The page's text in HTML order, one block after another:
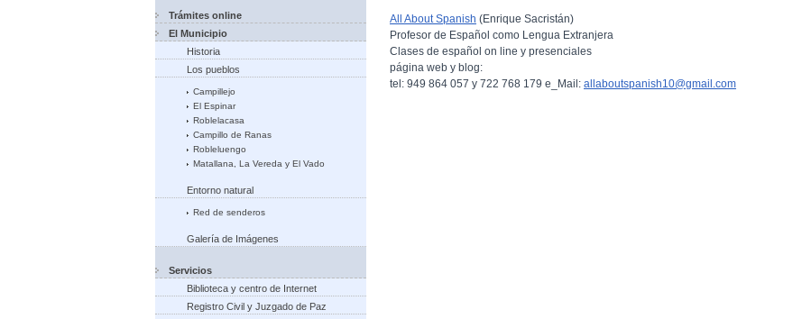
Trámites online
El Municipio
Historia
Los pueblos
Campillejo
El Espinar
Roblelacasa
Campillo de Ranas
Robleluengo
Matallana, La Vereda y El Vado
Entorno natural
Red de senderos
Galería de Imágenes
Servicios
Biblioteca y centro de Internet
Registro Civil y Juzgado de Paz
All About Spanish (Enrique Sacristán)
Profesor de Español como Lengua Extranjera
Clases de español on line y presenciales
página web y blog:
tel: 949 864 057 y 722 768 179 e_Mail: allaboutspanish10@gmail.com